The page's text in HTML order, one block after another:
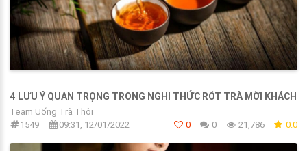
4 LƯU Ý QUAN TRỌNG TRONG NGHI THỨC RÓT TRÀ MỜI KHÁCH
Team Uống Trà Thôi
1549
09:31, 12/01/2022 0 0 21,786 0.0